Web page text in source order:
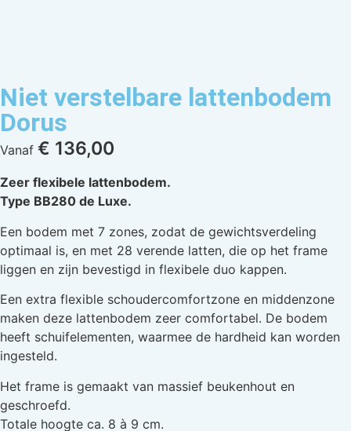
Niet verstelbare lattenbodem
Dorus
Vanaf € 136,00
Zeer flexibele lattenbodem.
Type BB280 de Luxe.
Een bodem met 7 zones, zodat de gewichtsverdeling
optimaal is, en met 28 verende latten, die op het frame
liggen en zijn bevestigd in flexibele duo kappen.
Een extra flexible schoudercomfortzone en middenzone
maken deze lattenbodem zeer comfortabel. De bodem
heeft schuifelementen, waarmee de hardheid kan worden
ingesteld.
Het frame is gemaakt van massief beukenhout en
geschroefd.
Totale hoogte ca. 8 à 9 cm.